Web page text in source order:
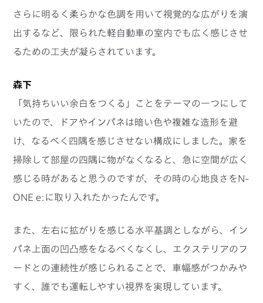
さらに明るく柔らかな色調を用いて視覚的な広がりを演
出するなど、限られた軽自動車の室内でも広く感じさせ
るための工夫が凝らされています。
森下
「気持ちいい余白をつくる」ことをテーマの一つにして
いたので、ドアやインパネは暗い色や複雑な造形を避
け、なるべく四隅を感じさせない構成にしました。家を
掃除して部屋の四隅に物がなくなると、急に空間が広く
感じる時があると思うのですが、その時の心地良さをN-
ONE e:に取り入れたかったんです。
また、左右に拡がりを感じる水平基調としながら、イン
パネ上面の凹凸感をなるべくなくし、エクステリアのフ
ードとの連続性が感じられることで、車幅感がつかみや
すく、誰でも運転しやすい視界を実現しています。